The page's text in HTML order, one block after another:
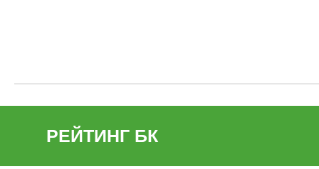
РЕЙТИНГ БК